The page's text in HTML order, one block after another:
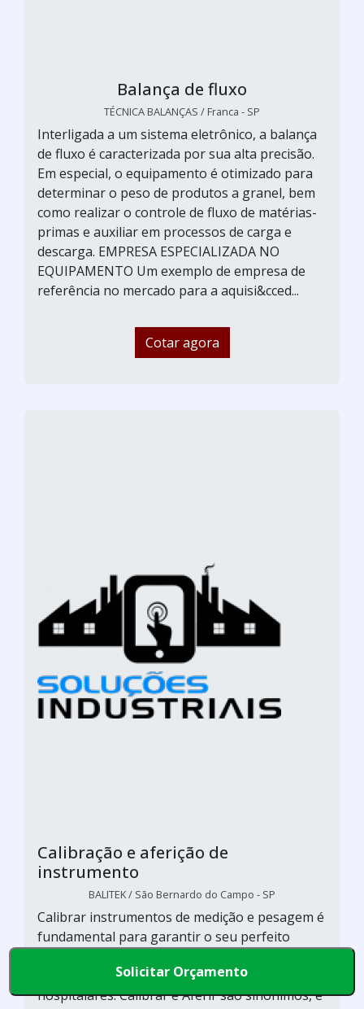
Balança de fluxo
TÉCNICA BALANÇAS / Franca - SP
Interligada a um sistema eletrônico, a balança
de fluxo é caracterizada por sua alta precisão.
Em especial, o equipamento é otimizado para
determinar o peso de produtos a granel, bem
como realizar o controle de fluxo de matérias-
primas e auxiliar em processos de carga e
descarga. EMPRESA ESPECIALIZADA NO
EQUIPAMENTO Um exemplo de empresa de
referência no mercado para a aquisi&cced...
Cotar agora
Calibração e aferição de
instrumento
BALITEK / São Bernardo do Campo - SP
Calibrar instrumentos de medição e pesagem é
fundamental para garantir o seu perfeito
não comprometam na produção ou processos
hospitalares. Calibrar e Aferir são sinônimos, e
Solicitar Orçamento